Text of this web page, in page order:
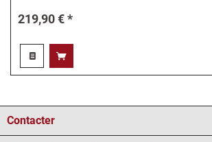
219,90 € *
Contacter